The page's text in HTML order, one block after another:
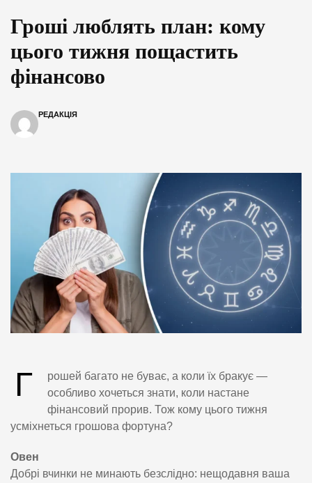
Гроші люблять план: кому
цього тижня пощастить
фінансово
РЕДАКЦІЯ
Г
рошей багато не буває, а коли їх бракує —
особливо хочеться знати, коли настане
фінансовий прорив. Тож кому цього тижня
усміхнеться грошова фортуна?
Овен
Добрі вчинки не минають безслідно: нещодавня ваша